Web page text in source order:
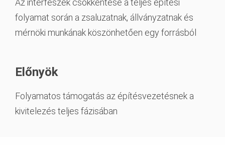
folyamat során a zsaluzatnak, állványzatnak és
mérnöki munkának köszönhetően egy forrásból
Előnyök
Folyamatos támogatás az építésvezetésnek a
kivitelezés teljes fázisában